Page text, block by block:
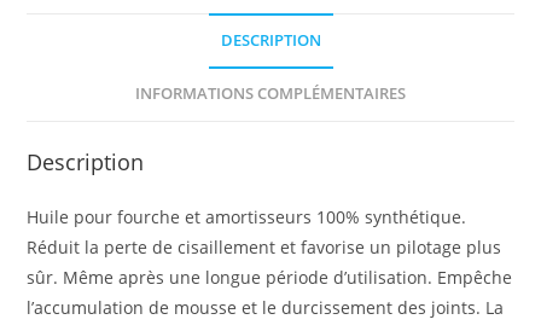
DESCRIPTION
INFORMATIONS COMPLÉMENTAIRES
Description
Huile pour fourche et amortisseurs 100% synthétique.
Réduit la perte de cisaillement et favorise un pilotage plus
sûr. Même après une longue période d’utilisation. Empêche
l’accumulation de mousse et le durcissement des joints. La